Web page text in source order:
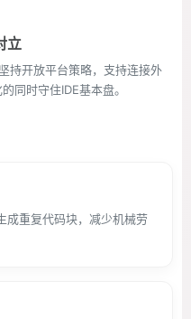
立
持开放平台策略，支持连接外
同时守住IDE基本盘。
成重复代码块，减少机械劳